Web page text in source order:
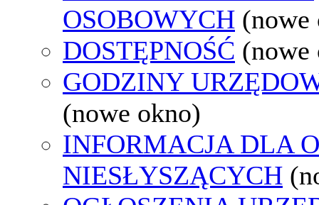
OSOBOWYCH (nowe
DOSTĘPNOŚĆ (nowe
GODZINY
(nowe okno)
INFORMACJA DLA
NIESŁYSZĄCYCH